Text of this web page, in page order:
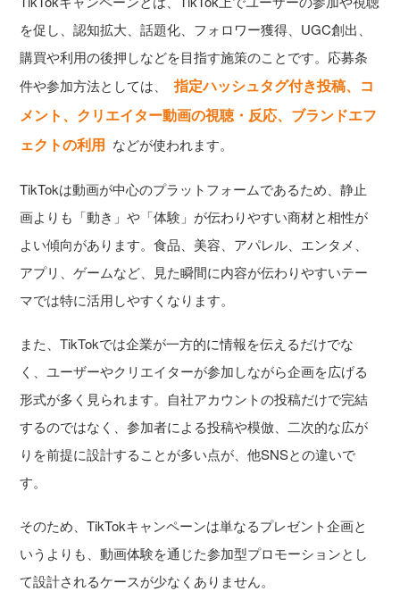
を促し、認知拡大、話題化、フォロワー獲得、UGC創出、
購買や利用の後押しなどを目指す施策のことです。応募条
件や参加方法としては、
指定ハッシュタグ付き投稿、コ
メント、クリエイター動画の視聴・反応、ブランドエフ
ェクトの利用 などが使われます。
TikTokは動画が中心のプラットフォームであるため、静止
画よりも「動き」や「体験」が伝わりやすい商材と相性が
よい傾向があります。食品、美容、アパレル、エンタメ、
アプリ、ゲームなど、見た瞬間に内容が伝わりやすいテー
マでは特に活用しやすくなります。
また、TikTokでは企業が一方的に情報を伝えるだけでな
く、ユーザーやクリエイターが参加しながら企画を広げる
形式が多く見られます。自社アカウントの投稿だけで完結
するのではなく、参加者による投稿や模倣、二次的な広が
りを前提に設計することが多い点が、他SNSとの違いで
す。
そのため、TikTokキャンペーンは単なるプレゼント企画と
いうよりも、動画体験を通じた参加型プロモーションとし
て設計されるケースが少なくありません。